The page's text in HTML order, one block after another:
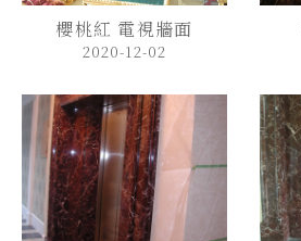
櫻桃紅 電視牆面
2020-12-02